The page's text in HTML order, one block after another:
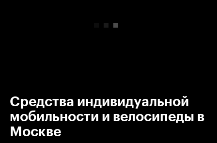
Средства индивидуальной
мобильности и велосипеды в
Москве